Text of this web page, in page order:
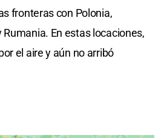
fronteras con Polonia,
Rumania. En estas locaciones,
el aire y aún no arribó